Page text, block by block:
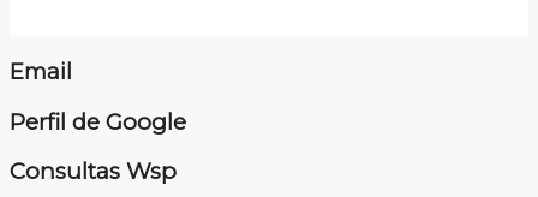
Email
Perfil de Google
Consultas Wsp